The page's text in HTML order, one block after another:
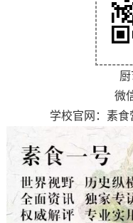
微
学校官网：素食